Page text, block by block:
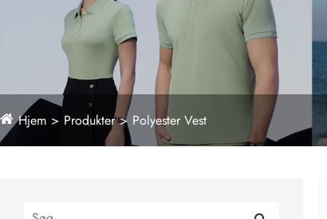
Hjem Produkter Polyester Vest